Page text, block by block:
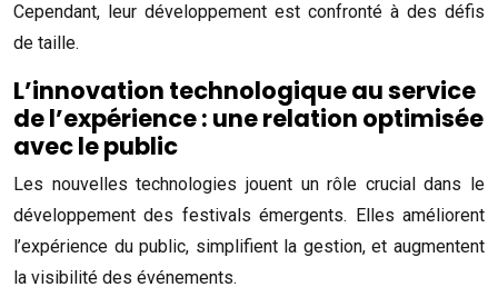
Cependant, leur développement est confronté à des défis
de taille.
L’innovation technologique au service
de l’expérience : une relation optimisée
avec le public
Les nouvelles technologies jouent un rôle crucial dans le
développement des festivals émergents. Elles améliorent
l’expérience du public, simplifient la gestion, et augmentent
la visibilité des événements.